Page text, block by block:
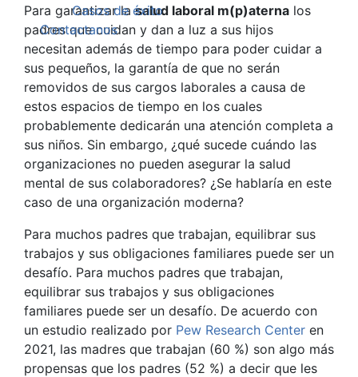
Casos de éxito
Contactanos
Para garantizar lasalud laboral m(p)aterna los
padres que cuidan y dan a luz a sus hijos
necesitan además de tiempo para poder cuidar a
sus pequeños, la garantía de que no serán
removidos de sus cargos laborales a causa de
estos espacios de tiempo en los cuales
probablemente dedicarán una atención completa a
sus niños. Sin embargo, ¿qué sucede cuándo las
organizaciones no pueden asegurar la salud
mental de sus colaboradores? ¿Se hablaría en este
caso de una organización moderna?
Para muchos padres que trabajan, equilibrar sus
trabajos y sus obligaciones familiares puede ser un
desafío. Para muchos padres que trabajan,
equilibrar sus trabajos y sus obligaciones
familiares puede ser un desafío. De acuerdo con
un estudio realizado por Pew Research Center en
2021, las madres que trabajan (60 %) son algo más
propensas que los padres (52 %) a decir que les